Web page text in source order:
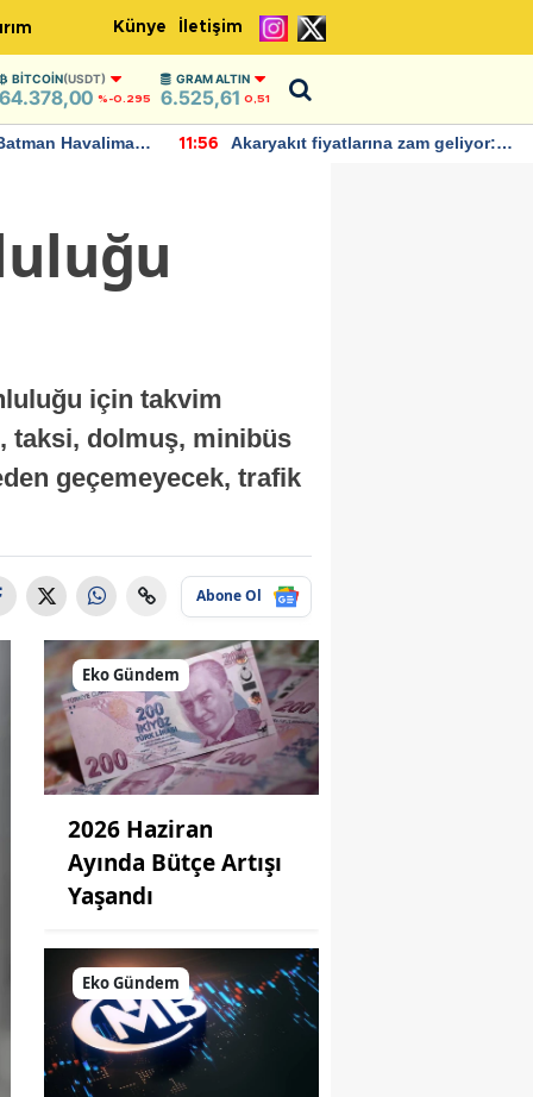
Künye İletişim
BITCOIN(USDT)
64.378,00 %-0.295
GRAM ALTIN
6.525,61 0,51
Havalimanı
11:56
Akaryakıt fiyatlarına zam geliyor:
için takvim
taksi, dolmuş, minibüs
geçemeyecek, trafik
Abone Ol
Eko Gündem
2026 Haziran
Ayında Bütçe Artışı
Yaşandı
Eko Gündem